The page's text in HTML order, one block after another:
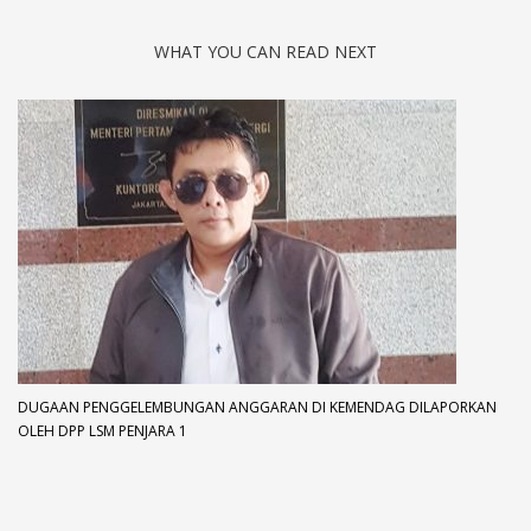
WHAT YOU CAN READ NEXT
DUGAAN PENGGELEMBUNGAN ANGGARAN DI KEMENDAG DILAPORKAN
OLEH DPP LSM PENJARA 1